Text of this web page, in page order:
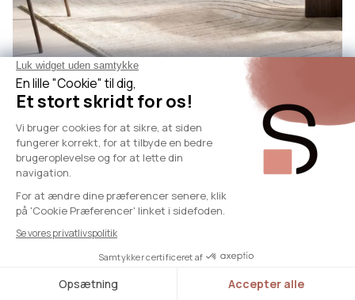
EZRA
EZRA Industrielt Metal TV-bord, 130 cm, 3 døre, beige
og hærdet glas
1559 kr
+ 1 Farve
Tilgængelig